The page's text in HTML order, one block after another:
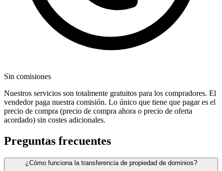
Sin comisiones
Nuestros servicios son totalmente gratuitos para los compradores. El
vendedor paga nuestra comisión. Lo único que tiene que pagar es el
precio de compra (precio de compra ahora o precio de oferta
acordado) sin costes adicionales.
Preguntas frecuentes
¿Cómo funciona la transferencia de propiedad de dominios?